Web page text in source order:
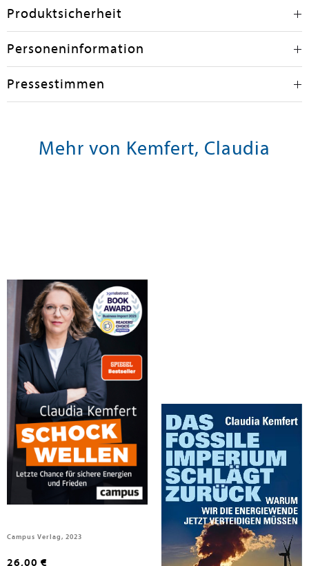
Produktsicherheit
Personeninformation
Pressestimmen
Mehr von Kemfert, Claudia
Kemfert, Claudia
Schockwellen
Campus Verlag, 2023
26,00 €
Kemfert, Claudia
Das fossile Imperium schlägt
zurück
Murmann Publishers, 2022
14,90 €